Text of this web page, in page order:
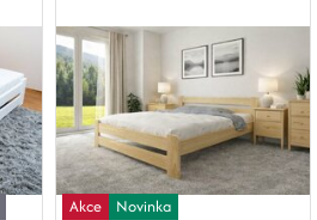
Akce
Novinka